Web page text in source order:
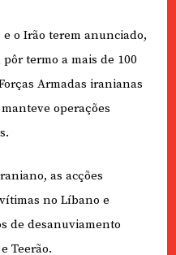
o Irão terem anunciado,
termo a mais de 100
Armadas iranianas
operações
as acções
no Líbano e
de desanuviamento
Teerão.